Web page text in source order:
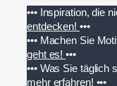
Inhalt
springen
••• Inspiration, die
entdecken! •••
••• Machen Sie
geht es!•••
••• Was Sie täglich
mehr erfahren! •••